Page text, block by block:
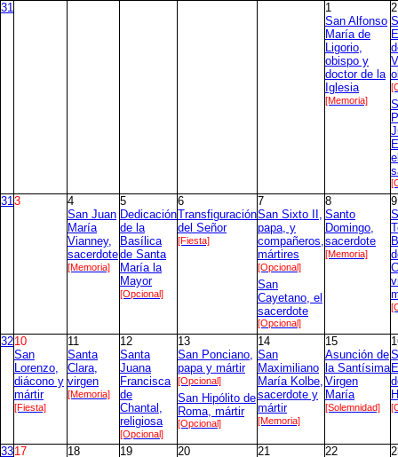
31
1
San Alfonso
María de
Ligorio,
obispo y
doctor de la
Iglesia
[Memoria]
2
313
4
San Juan
María
Vianney,
sacerdote
[Memoria]
5
Dedicación
de la
Basílica
de Santa
María la
Mayor
[Opcional]
6
Transfiguración
del Señor
[Fiesta]
7
San Sixto II,
papa, y
compañeros,
mártires
[Opcional]
San
Cayetano, el
sacerdote
[Opcional]
8
Santo
Domingo,
sacerdote
[Memoria]
9
3210
San
Lorenzo,
diácono y
mártir
[Fiesta]
11
Santa
Clara,
virgen
[Memoria]
12
Santa
Juana
Francisca
de
Chantal,
religiosa
[Opcional]
13
San Ponciano,
papa y mártir
[Opcional]
San Hipólito de
Roma, mártir
[Opcional]
14
San
Maximiliano
María Kolbe,
sacerdote y
mártir
[Memoria]
15
Asunción de
la Santísima
Virgen
María
[Solemnidad]
3317 18
19
20
21
22